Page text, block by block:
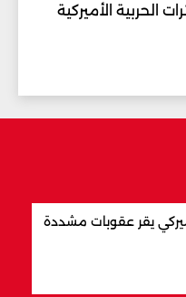
الحربية الأميركية
الأميركي يقر عقوبات مشددة